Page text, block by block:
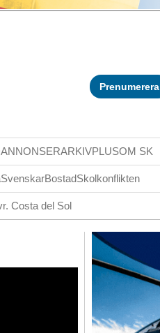
Prenumerera
ARKIVPLUSOM SK
SvenskarBostadSkolkonflikten
Costa del Sol